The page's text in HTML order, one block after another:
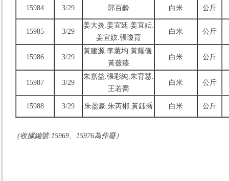
15984 3/29 郭百齡 白米 公斤
15985 3/29
姜大炎.姜宜廷.姜宜妘.
姜宜妏.張瓊育
白米 公斤
15986 3/29
黃建源.李蕙均.黃耀儀.
黃薇臻
白米 公斤
15987 3/29
朱嘉益.張彩純.朱育慧.
王若喬
白米 公斤
15988 3/29 朱盈豪.朱芮郴.黃鈺喬 白米 公斤
(收據編號:15969、15976為作廢）